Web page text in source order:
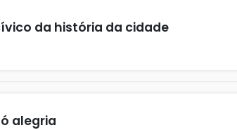
da história da cidade
alegria